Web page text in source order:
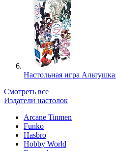
Настольная игра
Смотреть все
Издатели настолок
Arcane Tinmen
Funko
Hasbro
Hobby World